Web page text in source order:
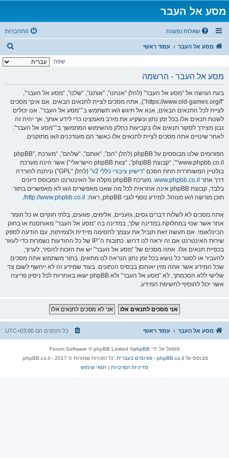
מסע אל העבר
שאלות נפוצות התחברות
מסע אל העבר עמוד ראשי
י
שפה:
מסע אל העבר - הרשמה
בעת הגישה אל “מסע אל העבר” (להלן “אנחנו”, “אותנו”, “שלנו”, “מסע אל העבר”,
“https://www.old-games.org/f”), אתה מסכים לציית לתנאים הבאים. אם אינך מסכים
לציית לכל התנאים הבאים, אנא אל תיגש ו/או תשתמש ב־“מסע אל העבר”. אנו יכולים
לשנות תנאים אלו בכל זמן נתון ונשקיע את מירב מאמצינו כדי לידע אותך, אך יהיה זה
נבון מצידך לסקור תנאים אלו בקביעות כחלק מהשימוש המתמשך ב־“מסע אל העבר”.
לאחר שינויים אתה מסכים לציית לתנאים אלו כאשר הם מעודכנים ו/או מתוקנים.
הפורומים שלנו מבוססים על phpBB (להלן “הם”, “אותם”, “שלהם”, “מערכת phpBB”,
“www.phpbb.co.il”, “קבוצת phpBB”, “צוות phpBB הישראלי”) אשר הינה מערכת
בולטיין המשוחררת תחת הסכם “רישיון ציבורי כללי v2
” (להלן “GPL”) וניתנת להורדה
דרך אתר www.phpbb.co.il
. מערכת phpBB מקלה על האינטרנט המבוסס דיונים
בלבד, קבוצת phpBB אינה אחראית לכל מה שאנו מאפשרים ו/או לא מאפשרים בתור
תוכן מורשה ו/או מנוהל. למידע נוסף לגבי phpBB, ראה:
http://www.phpbb.co.il/
.
אתה מסכים לא לשלוח דברים גסים, גזעניים, אלימים, פוגעים, בלתי חוקיים או כל חומר
אחר אשר שנוי במחלוקת במדינה שלך, במדינה בה “מסע אל העבר” מאוחסנת או בחוק
הבינלאומי. אם תעשה זאת תוביל את עצמך לחסימה מיידית ולצמיתות, עם הודעה לספק
שירות האינטרנט אם זה יראה לנו דרוש. כתובות ה־IP של כל ההודעות נשמרות כדי לעזור
בכפיית תנאים אלו. אתה מסכים של “מסע אל העבר” יש את הזכות להסיר, לערוך,
להעביר או לסגור כל נושא בכל זמן נתון הנראה לנו מתאים. בתור משתמש אתה מסכים
שכל המידע אשר אתה מזין יאוחסן בבסיס הנתונים. בעוד שמידע זה לא ייחשף לשום צד
שלישי ללא הסכמתך, לא “מסע אל העבר” ולא phpBB ישאו באחריות לכל ניסיון פריצה
אשר יכול להוסיף לחשיפת המידע.
מסע אל העבר עמוד ראשי כל הזמנים הם UTC+03:00
מופעל על ידי phpBB
® Forum Software © phpBB Limited
מבוסס עלphpBB.co.il - פורומים בעברית
. כל הזכויות שמורות © 2017 - phpBB.co.il.
מדיניות הפרטיות | תנאי שימוש